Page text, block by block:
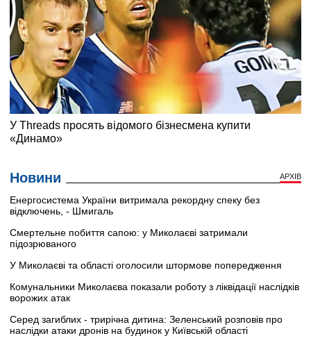
Новини АРХІВ
Енергосистема України витримала рекордну спеку без
відключень, - Шмигаль
Смертельне побиття сапою: у Миколаєві затримали
підозрюваного
У Миколаєві та області оголосили штормове попередження
Комунальники Миколаєва показали роботу з ліквідації наслідків
ворожих атак
Серед загиблих - трирічна дитина: Зеленський розповів про
наслідки атаки дронів на будинок у Київській області